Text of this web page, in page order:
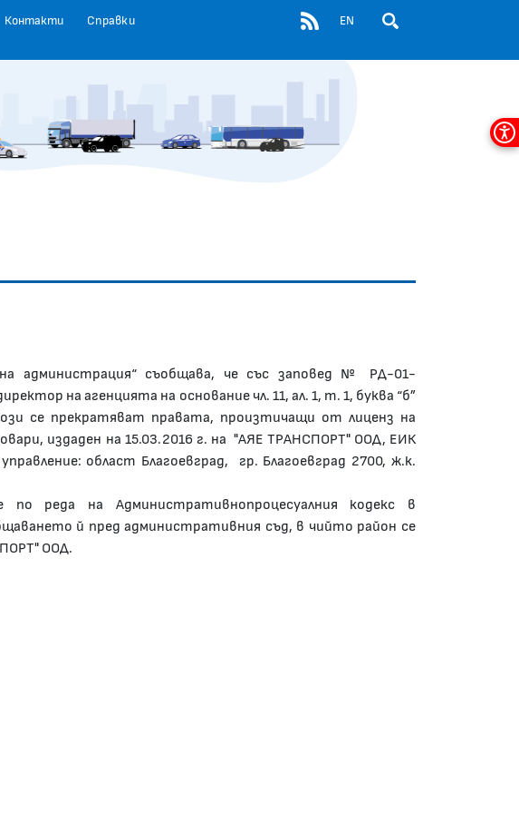
Контакти Справки RSS EN ОТВОРИ ПОЛЕ ЗА
администрация“ съобщава, че със заповед № РД-01-
на агенцията на основание чл. 11, aл. 1, т. 1, буква “б”
се прекратяват правата, произтичащи от лиценз на
издаден на 15.03.2016 г. нa "АЯЕ ТРАНСПОРТ" ООД, ЕИК
област Благоевград, гр. Благоевград 2700, ж.к.
по реда на Административнопроцесуалния кодекс в
й пред административния съд, в чийто район се
ООД.